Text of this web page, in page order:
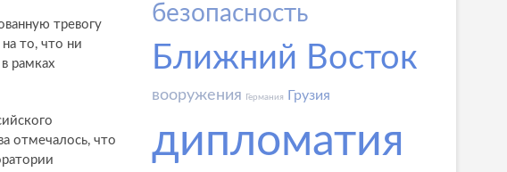
тревогу
то, что ни
рамках
отмечалось, что
безопасность
Ближний Восток
вооружения Германия Грузия
дипломатия